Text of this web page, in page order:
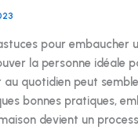
pour embaucher
la personne idéale
quotidien peut
bonnes pratiques,
devient un